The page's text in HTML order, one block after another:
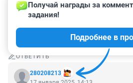
одна запредельная жадность...
обзоаут плиткой и будут
ценам!!! И он заодно полностью
предыдущему дому, уперевшись
ОТВЕТИТЬ
280208213
Получай награды за
задания!
Подробнее в